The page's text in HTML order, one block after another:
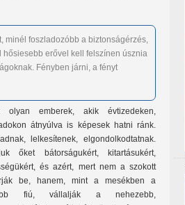
minél foszladozóbb a biztonságérzés,
erővel kell felszínen úsznia
Fényben járni, a fényt
olyan emberek, akik évtizedeken,
átnyúlva is képesek hatni ránk.
lelkesítenek, elgondolkodtatnak.
őket bátorságukért, kitartásukért,
és azért, mert nem a szokott
be, hanem, mint a mesékben a
fiú, vállalják a nehezebb,